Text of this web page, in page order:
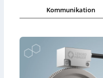
Kommunikation